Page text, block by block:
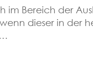
im Bereich der
dieser in der